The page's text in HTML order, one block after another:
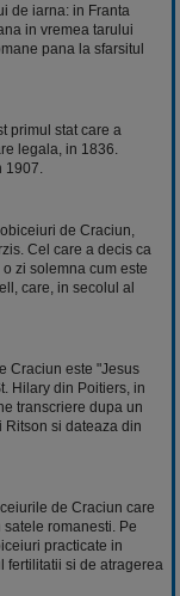
de iarna: in Franta
in vremea tarului
pana la sfarsitul
primul stat care a
legala, in 1836.
de Craciun,
Cel care a decis ca
zi solemna cum este
care, in secolul al
Craciun este "Jesus
Hilary din Poitiers, in
transcriere dupa un
si dateaza din
de Craciun care
romanesti. Pe
practicate in
fertilitatii si de atragerea